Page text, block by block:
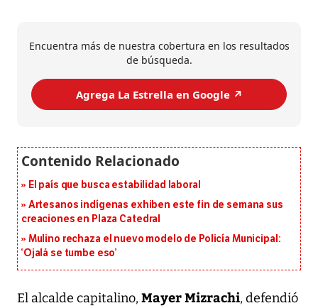
Encuentra más de nuestra cobertura en los resultados
de búsqueda.
Agrega La Estrella en Google ↗️
El país que busca estabilidad laboral
Artesanos indígenas exhiben este fin de semana sus
creaciones en Plaza Catedral
Mulino rechaza el nuevo modelo de Policía Municipal:
‘Ojalá se tumbe eso’
El alcalde capitalino, Mayer Mizrachi, defendió